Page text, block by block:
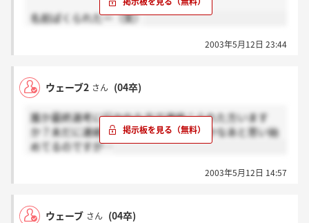
名前ぱくられたー（笑）
2003年5月12日 23:44
ウェーブ2 さん (04卒)
誰か最終選考に行かれた方で連絡こられた方います
か？未だに連絡がこないのでおちたのかなあと思い始
めてるのですが…
2003年5月12日 14:57
ウェーブ さん (04卒)